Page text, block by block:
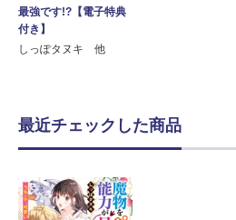
最強です!?【電子特典
付き】
しっぽタヌキ 他
最近チェックした商品